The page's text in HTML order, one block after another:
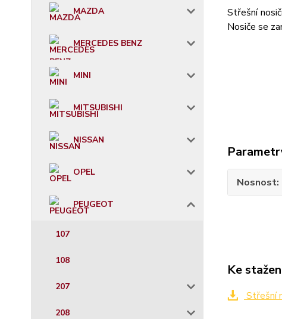
MAZDA
MERCEDES BENZ
MINI
MITSUBISHI
NISSAN
OPEL
PEUGEOT
107
108
207
208
Střešní
Nosiče se
Nosnost
Ke
Střešní